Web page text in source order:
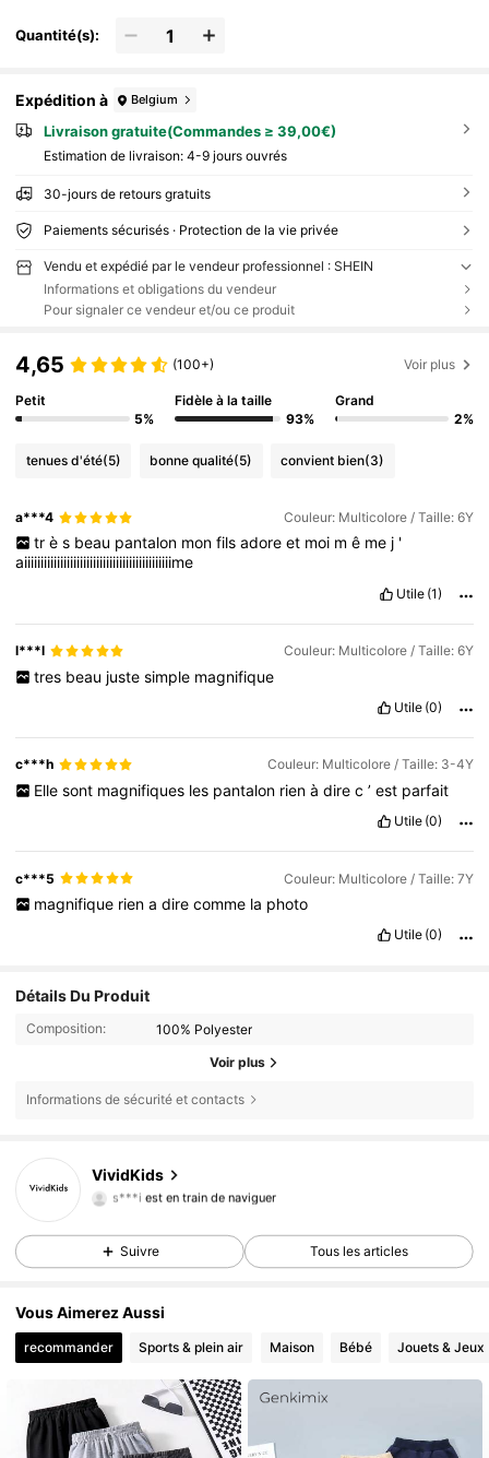
Quantité(s):
Expédition à Belgium
Livraison gratuite(Commandes ≥ 39,00€)
Estimation de livraison: 4-9 jours ouvrés
30-jours de retours gratuits
Paiements sécurisés · Protection de la vie privée
Vendu et expédié par le vendeur professionnel : SHEIN
Informations et obligations du vendeur
Pour signaler ce vendeur et/ou ce produit
4,65 (100+) Voir plus
Petit
5%
Fidèle à la taille
93%
Grand
2%
tenues d'été(5) bonne qualité(5) convient bien(3)
a***4 Couleur: Multicolore / Taille: 6Y
tr è s beau pantalon mon fils adore et moi m ê me j '
aiiiiiiiiiiiiiiiiiiiiiiiiiiiiiiiiiiiiiiiiiiiiime
Utile (1)
l***l Couleur: Multicolore / Taille: 6Y
tres beau juste simple magnifique
Utile (0)
c***h Couleur: Multicolore / Taille: 3-4Y
Elle sont magnifiques les pantalon rien à dire c ’ est parfait
Utile (0)
c***5 Couleur: Multicolore / Taille: 7Y
magnifique rien a dire comme la photo
Utile (0)
Détails Du Produit
Composition: 100% Polyester
Voir plus
Informations de sécurité et contacts
VividKids
4,82
2.5K Suiveurs
s***i est en train de naviguer
4,82 2.5K Suiveurs
Suivre Tous les articles
Vous Aimerez Aussi
recommander Sports & plein air Maison Bébé Jouets & Jeux